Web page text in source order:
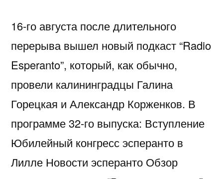
16-го августа после длительного
перерыва вышел новый подкаст “Radio
Esperanto”, который, как обычно,
провели калининградцы Галина
Горецкая и Александр Корженков. В
программе 32-го выпуска: Вступление
Юбилейный конгресс эсперанто в
Лилле Новости эсперанто Обзор